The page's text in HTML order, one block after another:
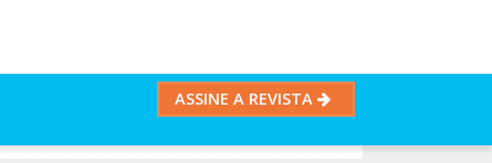
ASSINE A REVISTA